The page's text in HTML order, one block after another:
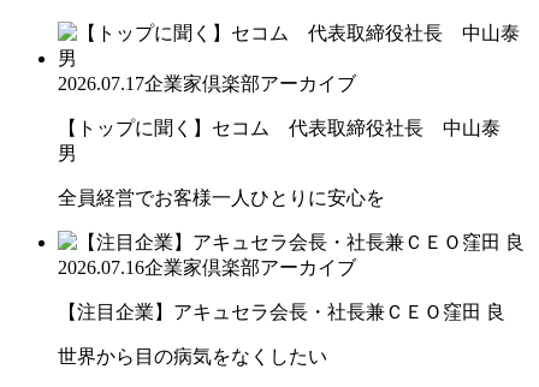
2026.07.17企業家倶楽部アーカイブ
【トップに聞く】セコム 代表取締役社長 中山泰
男
全員経営でお客様一人ひとりに安心を
2026.07.16企業家倶楽部アーカイブ
【注目企業】アキュセラ会長・社長兼ＣＥＯ窪田 良
世界から目の病気をなくしたい